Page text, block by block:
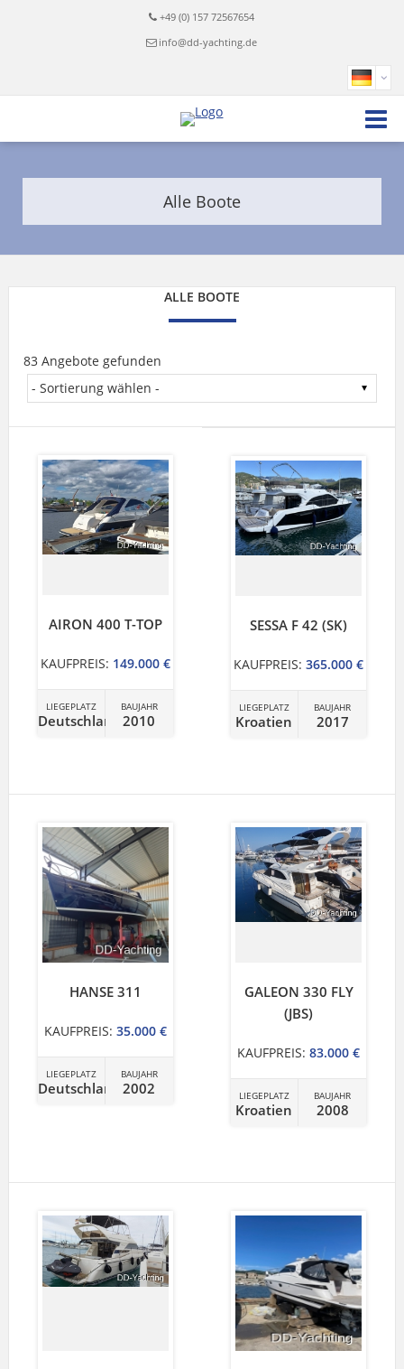
+49 (0) 157 72567654
info@dd-yachting.de
Alle Boote
ALLE BOOTE
83 Angebote gefunden
AIRON 400 T-TOP
KAUFPREIS: 149.000 €
LIEGEPLATZ
Deutschland
BAUJAHR
2010
SESSA F 42 (SK)
KAUFPREIS: 365.000 €
LIEGEPLATZ
Kroatien
BAUJAHR
2017
HANSE 311
KAUFPREIS: 35.000 €
LIEGEPLATZ
Deutschland
BAUJAHR
2002
GALEON 330 FLY
(JBS)
KAUFPREIS: 83.000 €
LIEGEPLATZ
Kroatien
BAUJAHR
2008